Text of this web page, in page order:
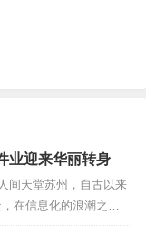
业迎来华丽转身
间天堂苏州，自古以来
在信息化的浪潮之
发展软件产业。8月31